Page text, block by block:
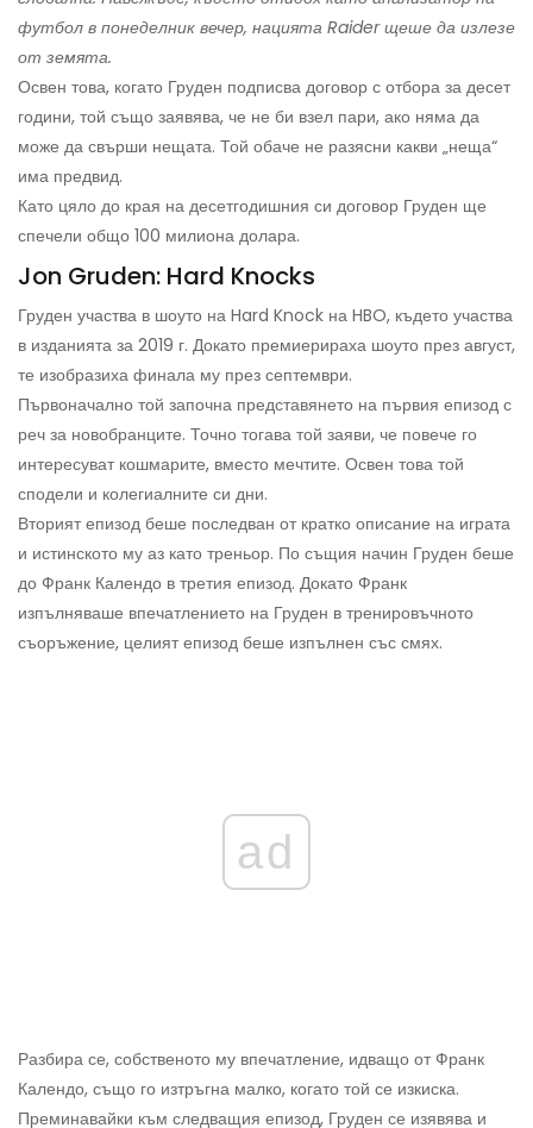
футбол в понеделник вечер, нацията Raider щеше да излезе
от земята.
Освен това, когато Груден подписва договор с отбора за десет
години, той също заявява, че не би взел пари, ако няма да
може да свърши нещата. Той обаче не разясни какви „неща“
има предвид.
Като цяло до края на десетгодишния си договор Груден ще
спечели общо 100 милиона долара.
Jon Gruden: Hard Knocks
Груден участва в шоуто на Hard Knock на HBO, където участва
в изданията за 2019 г. Докато премиерираха шоуто през август,
те изобразиха финала му през септември.
Първоначално той започна представянето на първия епизод с
реч за новобранците. Точно тогава той заяви, че повече го
интересуват кошмарите, вместо мечтите. Освен това той
сподели и колегиалните си дни.
Вторият епизод беше последван от кратко описание на играта
и истинското му аз като треньор. По същия начин Груден беше
до Франк Календо в третия епизод. Докато Франк
изпълняваше впечатлението на Груден в тренировъчното
съоръжение, целият епизод беше изпълнен със смях.
ad
Разбира се, собственото му впечатление, идващо от Франк
Календо, също го изтръгна малко, когато той се изкиска.
Преминавайки към следващия епизод, Груден се изявява и